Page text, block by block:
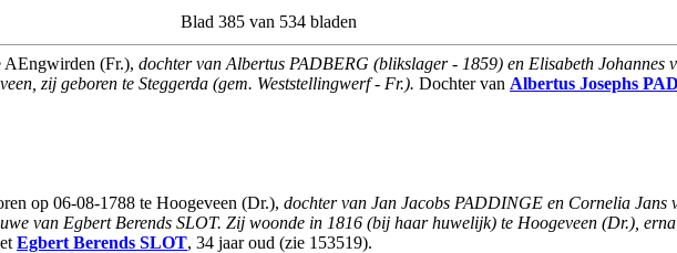
Blad 385 van 534 bladen
AEngwirden (Fr.), dochter van Albertus PADBERG (blikslager - 1859) en Elisabeth Johannes
zij geboren te Steggerda (gem. Weststellingwerf - Fr.). Dochter van Albertus Josephs
op 06-08-1788 te Hoogeveen (Dr.), dochter van Jan Jacobs PADDINGE en Cornelia Jans
van Egbert Berends SLOT. Zij woonde in 1816 (bij haar huwelijk) te Hoogeveen (Dr.),
Egbert Berends SLOT, 34 jaar oud (zie 153519).